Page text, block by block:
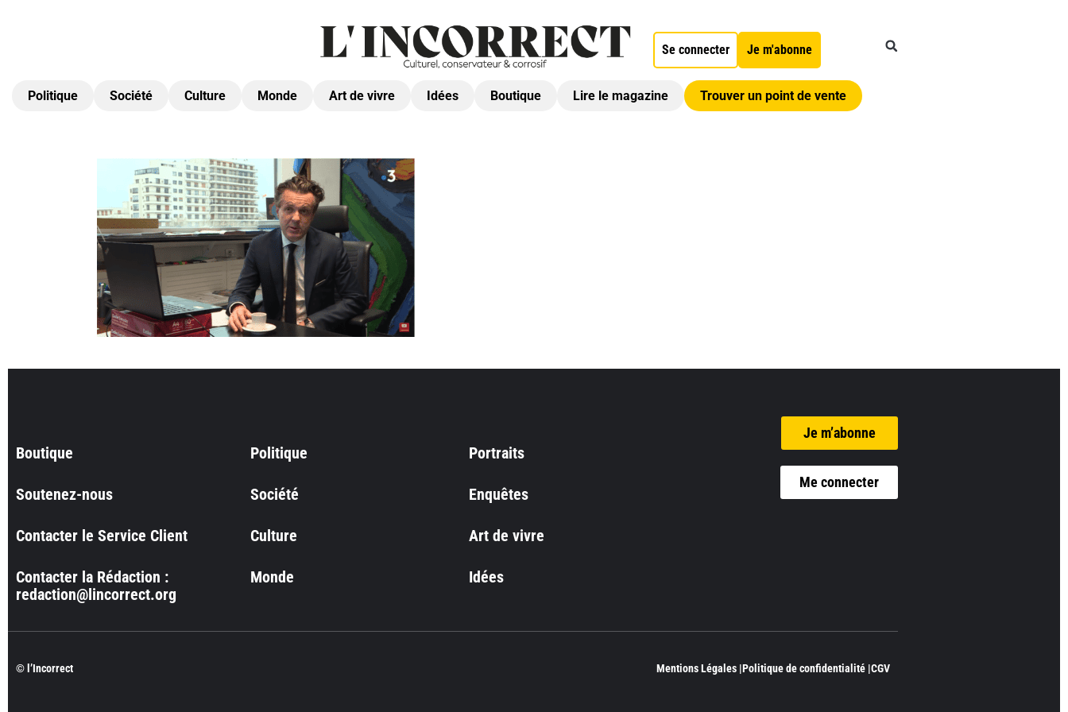
Se connecter Je m'abonne
Politique Société Culture Monde Art de vivre Idées Boutique Lire le magazine Trouver un point de vente
Boutique
Soutenez-nous
Contacter le Service Client
Contacter la Rédaction :
redaction@lincorrect.org
Politique
Société
Culture
Monde
Portraits
Enquêtes
Art de vivre
Idées
Je m’abonne
Me connecter
© l’Incorrect Mentions Légales |Politique de confidentialité |CGV